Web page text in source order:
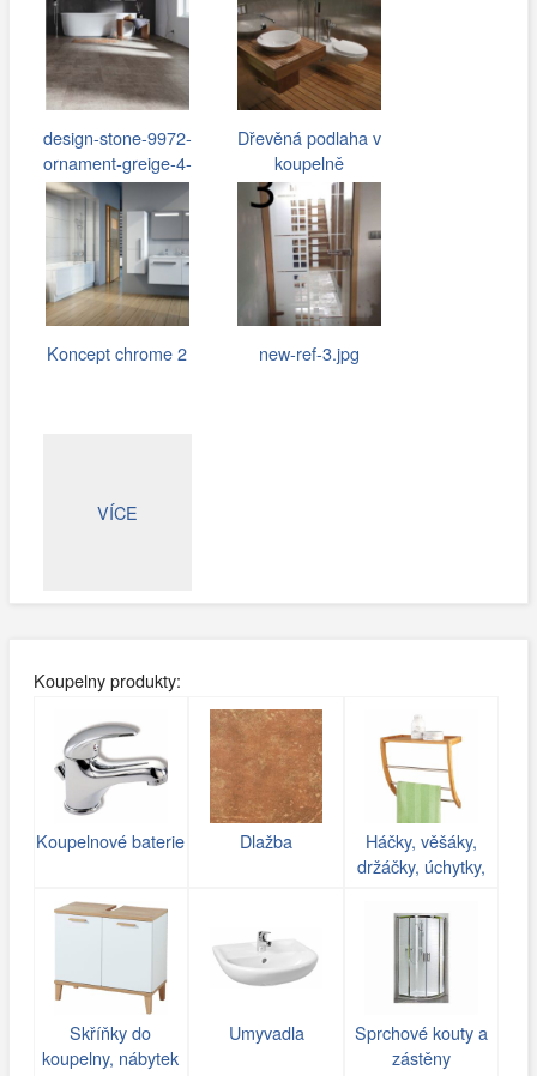
design-stone-9972-
ornament-greige-4-
vinylfloor-cz…
Dřevěná podlaha v
koupelně
Koncept chrome 2 new-ref-3.jpg
VÍCE
Koupelny produkty:
Koupelnové baterie Dlažba
Háčky, věšáky,
držáčky, úchytky,
Skříňky do
koupelny, nábytek
Umyvadla
Sprchové kouty a
zástěny